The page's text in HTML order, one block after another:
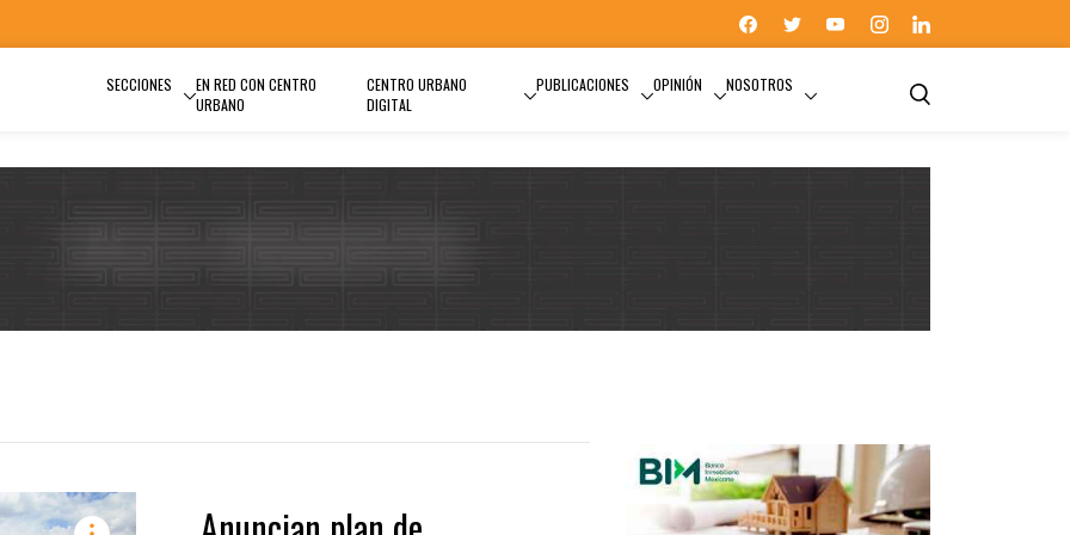
SECCIONES
EN RED CON CENTRO
URBANO
CENTRO URBANO
DIGITAL
PUBLICACIONES OPINIÓN NOSOTROS